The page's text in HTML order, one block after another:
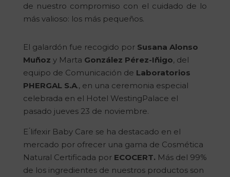
de nuestro compromiso con el cuidado de lo
más valioso: los más pequeños.
El galardón fue recogido por Susana Alonso
Muñoz y Marta González Pérez-Iñigo, del
equipo de Comunicación de Laboratorios
PHERGAL S.A., en una ceremonia especial
celebrada en el Hotel WestingPalace el
pasado jueves 23 de noviembre.
E ́lifexir Baby Care se ha destacado en el
mercado por ofrecer una gama de Cosmética
Natural Certificada porECOCERT. Más del 99%
de los ingredientes de nuestros productos son